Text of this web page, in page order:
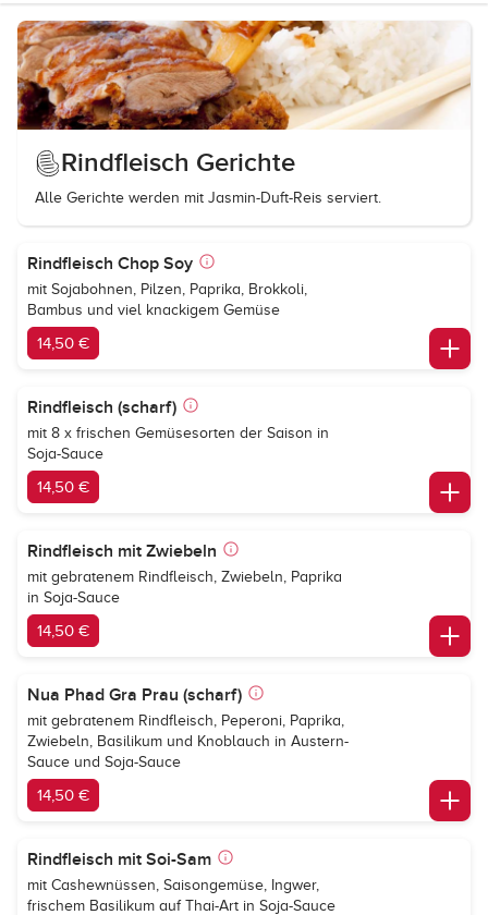
Rindfleisch Gerichte
Alle Gerichte werden mit Jasmin-Duft-Reis serviert.
Rindfleisch Chop Soy
mit Sojabohnen, Pilzen, Paprika, Brokkoli,
Bambus und viel knackigem Gemüse
14,50 €
Rindfleisch (scharf)
mit 8 x frischen Gemüsesorten der Saison in
Soja-Sauce
14,50 €
Rindfleisch mit Zwiebeln
mit gebratenem Rindfleisch, Zwiebeln, Paprika
in Soja-Sauce
14,50 €
Nua Phad Gra Prau (scharf)
mit gebratenem Rindfleisch, Peperoni, Paprika,
Zwiebeln, Basilikum und Knoblauch in Austern-
Sauce und Soja-Sauce
14,50 €
Rindfleisch mit Soi-Sam
mit Cashewnüssen, Saisongemüse, Ingwer,
frischem Basilikum auf Thai-Art in Soja-Sauce